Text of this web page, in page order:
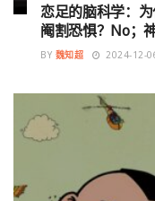
恋足的脑科学：
阉割恐惧？No；
BY 魏知超 2024-12-